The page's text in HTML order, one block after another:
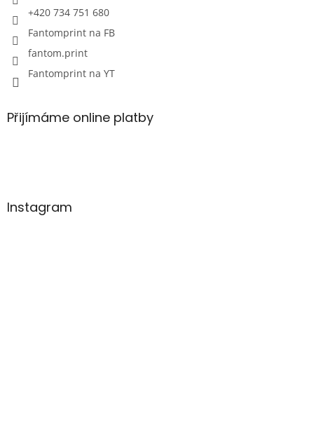
+420 734 751 680
Fantomprint na FB
fantom.print
Fantomprint na YT
Přijímáme online platby
Instagram